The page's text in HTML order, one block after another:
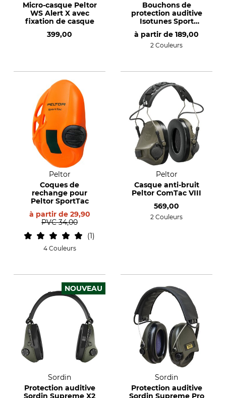
Micro-casque Peltor
WS Alert X avec
fixation de casque
399,00
Bouchons de
protection auditive
Isotunes Sport
Caliber
à partir de 189,00
2 Couleurs
Peltor
Coques de
rechange pour
Peltor SportTac
à partir de 29,90
PVC 34,00
1
4 Couleurs
Peltor
Casque anti-bruit
Peltor ComTac VIII
569,00
2 Couleurs
NOUVEAU
Sordin
Protection auditive
Sordin Supreme X2
Sordin
Protection auditive
Sordin Supreme Pro